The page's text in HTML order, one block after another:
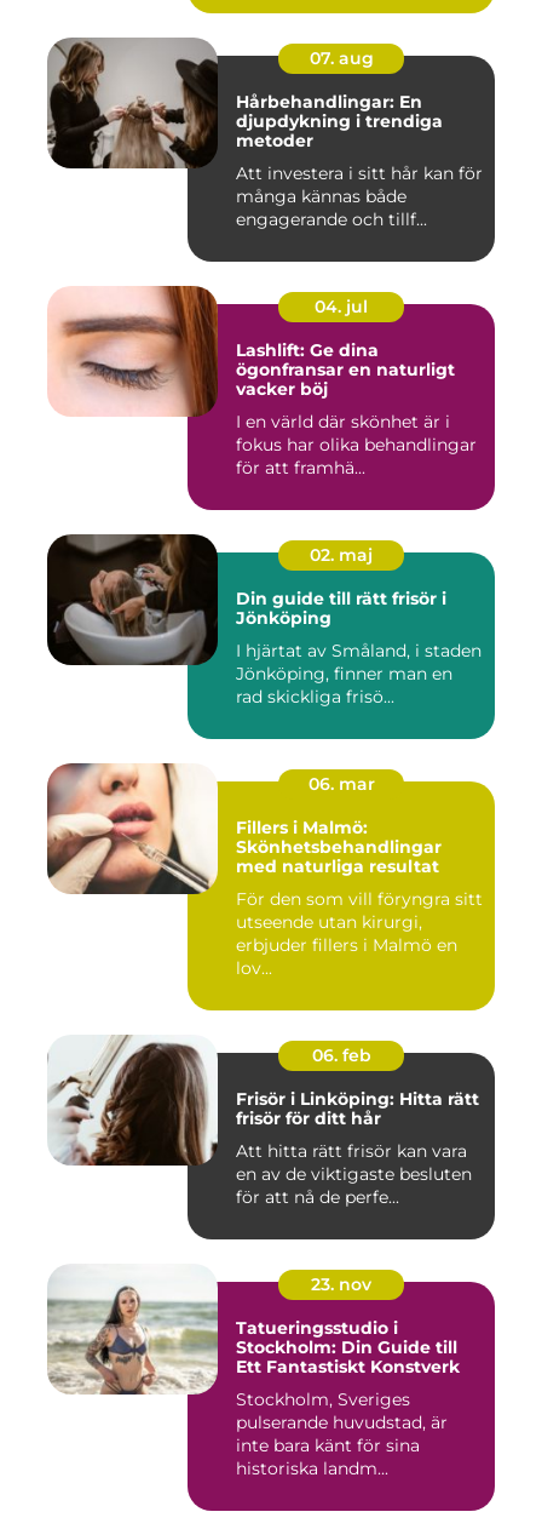
07. aug
Hårbehandlingar: En
djupdykning i trendiga
metoder
Att investera i sitt hår kan för
många kännas både
engagerande och tillf...
04. jul
Lashlift: Ge dina
ögonfransar en naturligt
vacker böj
I en värld där skönhet är i
fokus har olika behandlingar
för att framhä...
02. maj
Din guide till rätt frisör i
Jönköping
I hjärtat av Småland, i staden
Jönköping, finner man en
rad skickliga frisö...
06. mar
Fillers i Malmö:
Skönhetsbehandlingar
med naturliga resultat
För den som vill föryngra sitt
utseende utan kirurgi,
erbjuder fillers i Malmö en
lov...
06. feb
Frisör i Linköping: Hitta rätt
frisör för ditt hår
Att hitta rätt frisör kan vara
en av de viktigaste besluten
för att nå de perfe...
23. nov
Tatueringsstudio i
Stockholm: Din Guide till
Ett Fantastiskt Konstverk
Stockholm, Sveriges
pulserande huvudstad, är
inte bara känt för sina
historiska landm...